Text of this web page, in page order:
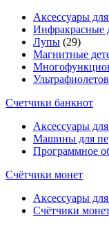
Аксессуары
Инфракрасные
Лупы (29)
Магнитные
Счетчики банкнот
Аксессуары
Машины для
Программное
Счётчики монет
Аксессуары
Счётчики